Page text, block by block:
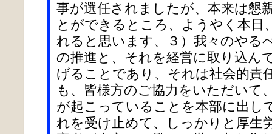
事が選任されましたが、本来は懇
とができるところ、ようやく本日
れると思います、３）我々のやる
の推進と、それを経営に取り込ん
げることであり、それは社会的責
も、皆様方のご協力をいただいて
が起こっていることを本部に出し
れを受け止めて、しっかりと厚生